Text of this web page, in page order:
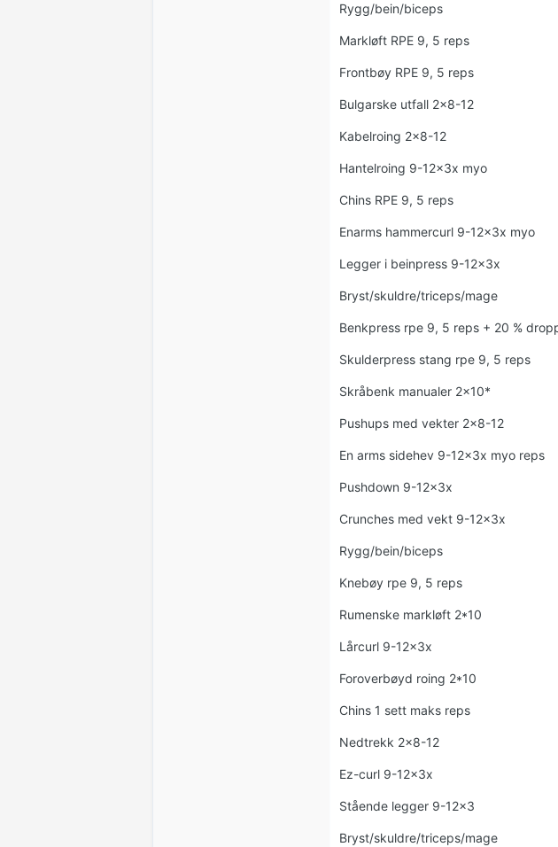
Rygg/bein/biceps
Markløft RPE 9, 5 reps
Frontbøy RPE 9, 5 reps
Bulgarske utfall 2x8-12
Kabelroing 2x8-12
Hantelroing 9-12x3x myo
Chins RPE 9, 5 reps
Enarms hammercurl 9-12x3x myo
Legger i beinpress 9-12x3x
Bryst/skuldre/triceps/mage
Benkpress rpe 9, 5 reps + 20 %
Skulderpress stang rpe 9, 5 reps
Skråbenk manualer 2x10*
Pushups med vekter 2x8-12
En arms sidehev 9-12x3x myo reps
Pushdown 9-12x3x
Crunches med vekt 9-12x3x
Rygg/bein/biceps
Knebøy rpe 9, 5 reps
Rumenske markløft 2*10
Lårcurl 9-12x3x
Foroverbøyd roing 2*10
Chins 1 sett maks reps
Nedtrekk 2x8-12
Ez-curl 9-12x3x
Stående legger 9-12x3
Bryst/skuldre/triceps/mage